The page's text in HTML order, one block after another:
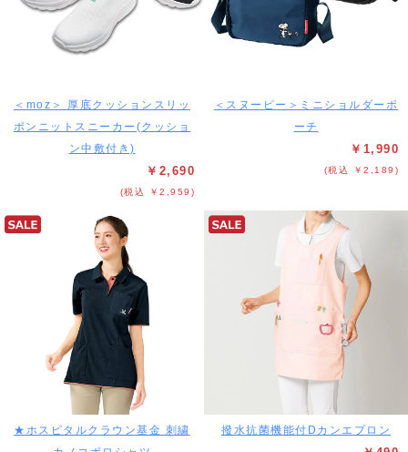
＜moz＞ 厚底クッションスリッ
ポンニットスニーカー(クッショ
ン中敷付き)
￥2,690
(税込 ￥2,959)
＜スヌーピー＞ミニショルダーポ
ーチ
￥1,990
(税込 ￥2,189)
★ホスピタルクラウン基金 刺繍
撥水抗菌機能付Dカンエプロン